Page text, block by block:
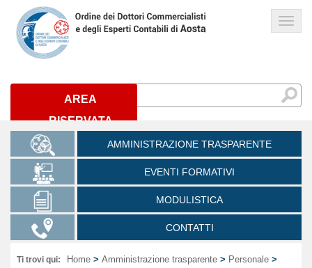
AREA
RISERVATA
Links
AMMINISTRAZIONE TRASPARENTE
EVENTI FORMATIVI
MODULISTICA
CONTATTI
Ti trovi qui: Home > Amministrazione trasparente > Personale >